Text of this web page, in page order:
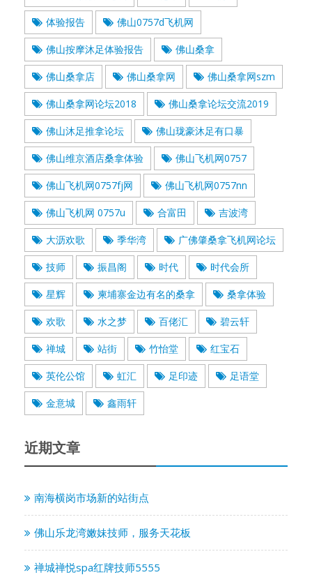
体验报告 佛山0757d飞机网
佛山按摩沐足体验报告 佛山桑拿
佛山桑拿店 佛山桑拿网 佛山桑拿网szm
佛山桑拿网论坛2018 佛山桑拿论坛交流2019
佛山沐足推拿论坛 佛山珑豪沐足有口暴
佛山维京酒店桑拿体验 佛山飞机网0757
佛山飞机网0757fj网 佛山飞机网0757nn
佛山飞机网 0757u 合富田 吉波湾
大沥欢歌 季华湾 广佛肇桑拿飞机网论坛
技师 振昌阁 时代 时代会所
星辉 柬埔寨金边有名的桑拿 桑拿体验
欢歌 水之梦 百佬汇 碧云轩
禅城 站街 竹怡堂 红宝石
英伦公馆 虹汇 足印迹 足语堂
金意城 鑫雨轩
近期文章
南海横岗市场新的站街点
佛山乐龙湾嫩妹技师，服务天花板
禅城禅悦spa红牌技师5555